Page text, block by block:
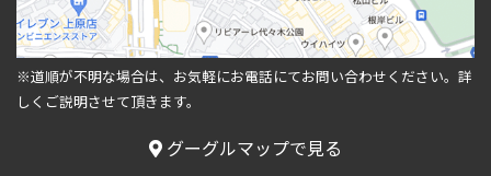
※道順が不明な場合は、お気軽にお電話にてお問い合わせください。 詳
しくご説明させて頂きます。
グーグルマップで見る